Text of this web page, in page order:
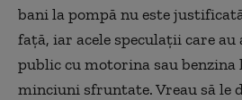
bani la pompă nu este
față, iar acele speculații care
public cu motorina sau benzina
minciuni sfruntate. Vreau să le